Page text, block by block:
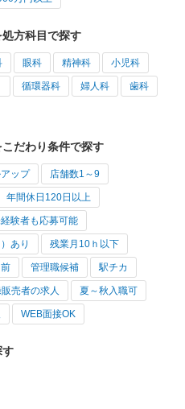
方科目で探す
眼科 精神科 小児科
循環器科 婦人科 歯科
だわり条件で探す
ップ 店舗数1～9
年間休日120日以上
験者も応募可能
あり 残業月10ｈ以下
管理職候補 駅チカ
売者の求人 夏～秋入職可
WEB面接OK
す